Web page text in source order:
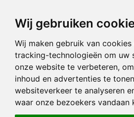
Wij gebruiken
Wij maken gebruik van cookies
tracking-technologieën om uw
onze website te verbeteren,
inhoud en advertenties te
websiteverkeer te analyseren
waar onze bezoekers vandaan
direct
hoofdinhoud